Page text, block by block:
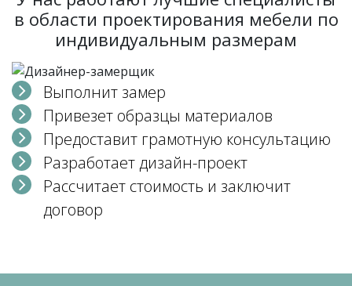
в области проектирования мебели по
индивидуальным размерам
Выполнит замер
Привезет образцы материалов
Предоставит грамотную консультацию
Разработает дизайн-проект
Рассчитает стоимость и заключит
договор